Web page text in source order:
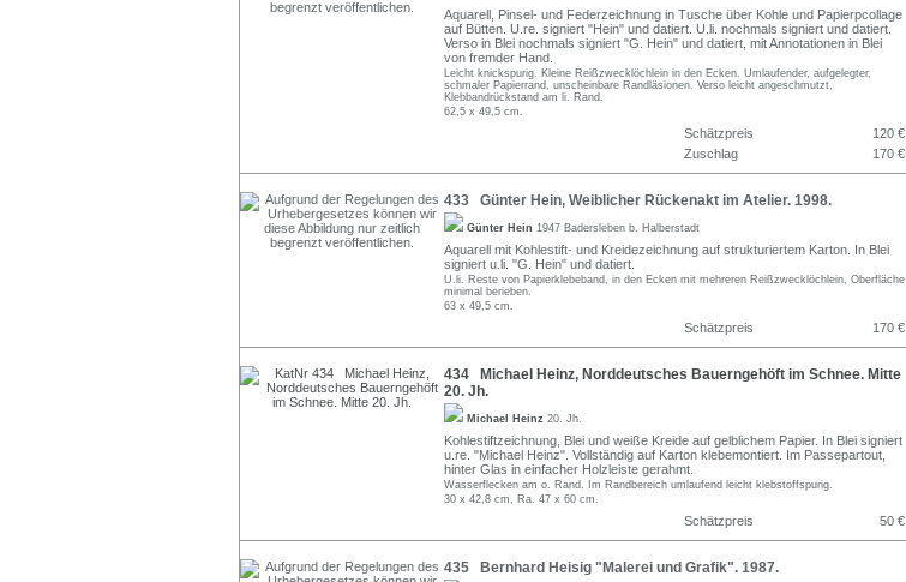
Aquarell, Pinsel- und Federzeichnung in Tusche über Kohle und Papierpcollage
auf Bütten. U.re. signiert "Hein" und datiert. U.li. nochmals signiert und datiert.
Verso in Blei nochmals signiert "G. Hein" und datiert, mit Annotationen in Blei
von fremder Hand.
Leicht knickspurig. Kleine Reißzwecklöchlein in den Ecken. Umlaufender, aufgelegter,
schmaler Papierrand, unscheinbare Randläsionen. Verso leicht angeschmutzt,
Klebbandrückstand am li. Rand.
62,5 x 49,5 cm.
Schätzpreis
120 €
Zuschlag
170 €
433 Günter Hein, Weiblicher Rückenakt im Atelier. 1998.
Günter Hein 1947 Badersleben b. Halberstadt
Aquarell mit Kohlestift- und Kreidezeichnung auf strukturiertem Karton. In Blei
signiert u.li. "G. Hein" und datiert.
U.li. Reste von Papierklebeband, in den Ecken mit mehreren Reißzwecklöchlein, Oberfläche
minimal berieben.
63 x 49,5 cm.
Schätzpreis 170 €
434 Michael Heinz, Norddeutsches Bauerngehöft im Schnee. Mitte
20. Jh.
Michael Heinz 20. Jh.
Kohlestiftzeichnung, Blei und weiße Kreide auf gelblichem Papier. In Blei signiert
u.re. "Michael Heinz". Vollständig auf Karton klebemontiert. Im Passepartout,
hinter Glas in einfacher Holzleiste gerahmt.
Wasserflecken am o. Rand. Im Randbereich umlaufend leicht klebstoffspurig.
30 x 42,8 cm, Ra. 47 x 60 cm.
Schätzpreis 50 €
435 Bernhard Heisig "Malerei und Grafik". 1987.